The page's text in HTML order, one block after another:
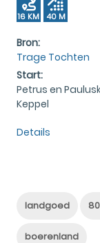
16 KM 40 M
Bron:
Trage Tochten
Start:
Petrus en
Keppel
Details
landgoed
boerenland